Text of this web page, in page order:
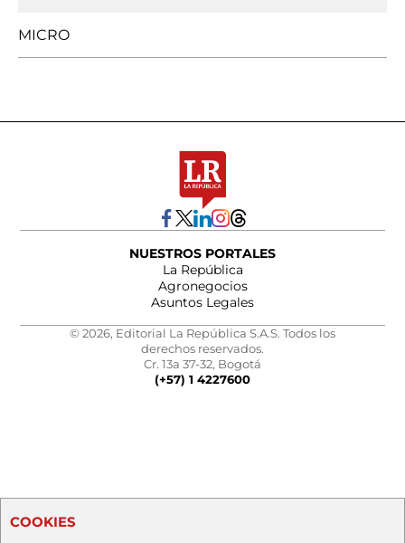
MICRO
NUESTROS PORTALES
La República
Agronegocios
Asuntos Legales
© 2026, Editorial La República S.A.S. Todos los
derechos reservados.
Cr. 13a 37-32, Bogotá
(+57) 1 4227600
COOKIES